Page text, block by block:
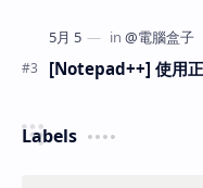
[Notepad++] 使用
Labels